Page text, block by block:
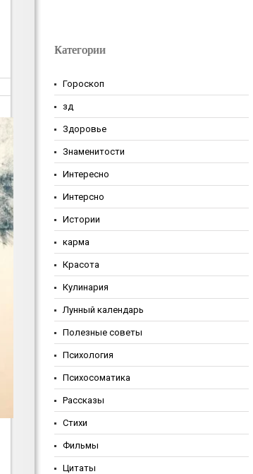
Категории
Гороскоп
зд
Здоровье
Знаменитости
Интересно
Интерсно
Истории
карма
Красота
Кулинария
Лунный календарь
Полезные советы
Психология
Психосоматика
Рассказы
Стихи
Фильмы
Цитаты